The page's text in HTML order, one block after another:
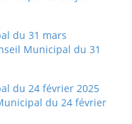
du 31 mars
Municipal du 31
du 24 février 2025
du 24 février